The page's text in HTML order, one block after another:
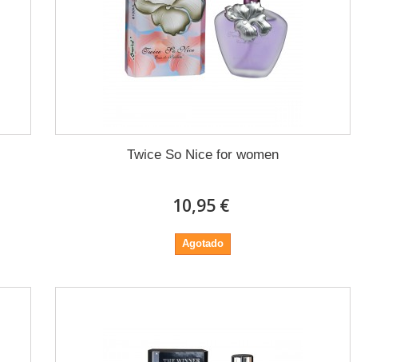
Twice So Nice for women
10,95 €
Agotado